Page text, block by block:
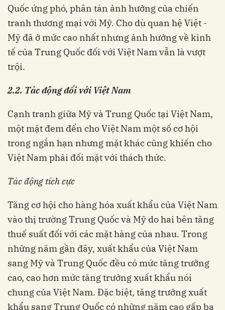
Quốc ứng phó, phân tán ảnh hưởng của chiến
tranh thương mại với Mỹ. Cho dù quan hệ Việt -
Mỹ đã ở mức cao nhất nhưng ảnh hưởng về kinh
tế của Trung Quốc đối với Việt Nam vẫn là vượt
trội.
2.2. Tác động đối với Việt Nam
Cạnh tranh giữa Mỹ và Trung Quốc tại Việt Nam,
một mặt đem đến cho Việt Nam một số cơ hội
trong ngắn hạn nhưng mặt khác cũng khiến cho
Việt Nam phải đối mặt với thách thức.
Tác động tích cực
Tăng cơ hội cho hàng hóa xuất khẩu của Việt Nam
vào thị trường Trung Quốc và Mỹ do hai bên tăng
thuế suất đối với các mặt hàng của nhau. Trong
những năm gần đây, xuất khẩu của Việt Nam
sang Mỹ và Trung Quốc đều có mức tăng trưởng
cao, cao hơn mức tăng trưởng xuất khẩu nói
chung của Việt Nam. Đặc biệt, tăng trưởng xuất
khẩu sang Trung Quốc có những năm cao gấp ba